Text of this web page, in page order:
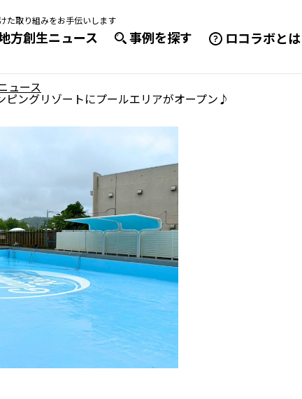
た取り組みをお手伝いします
方創生ニュース 事例を探す ロコラボとは
ュース
ングリゾートにプールエリアがオープン♪